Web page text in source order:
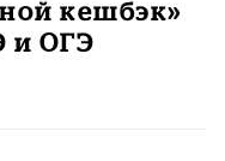
кешбэк»
и ОГЭ